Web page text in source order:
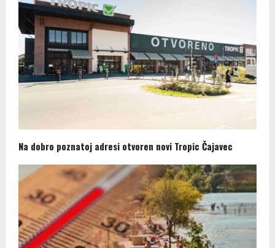
Na dobro poznatoj adresi otvoren novi Tropic Čajavec